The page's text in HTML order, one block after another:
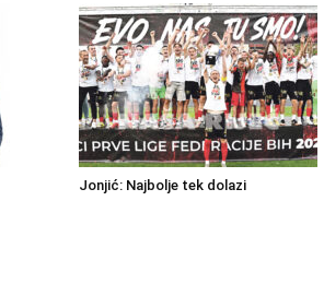
Jonjić: Najbolje tek dolazi